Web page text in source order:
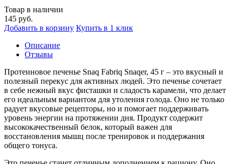
Товар в наличии
145 руб.
Добавить в корзину Купить в 1 клик
Описание
Отзывы
Протеиновое печенье Snaq Fabriq Snaqer, 45 г – это вкусный и
полезный перекус для активных людей. Это печенье сочетает
в себе нежный вкус фисташки и сладость карамели, что делает
его идеальным вариантом для утоления голода. Оно не только
радует вкусовые рецепторы, но и помогает поддерживать
уровень энергии на протяжении дня. Продукт содержит
высококачественный белок, который важен для
восстановления мышц после тренировок и поддержания
общего тонуса.